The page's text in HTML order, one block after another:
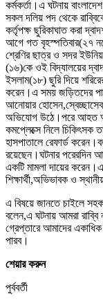
কর্মকর্তা।এ ঘটনায়
সকল দলিয় পদ থেকে
কর্তৃপক্ষ ছুরিকাঘাত করা
আগে গত বৃহস্পতিবার(২৭
শ্রেণির ছাত্র ও সদর
(১৬)কে ওই বিদ্যালয়ের
ইসলাম(১৮) ছুরি দিয়ে
করেন।এ সময় জড়িতদের
আনোয়ার
অভিযোগ উঠে।পরে আহত
কমপ্লেক্সে নিলে চিকিৎসক
হাসপাতালে রেফার্ড
রয়েছেন।ঘটনার পরেরদিন
একটি মামলা দায়ের
শিক্ষার্থী,অভিভাবক ও
এ বিষয়ে জানতে চাইলে
বলেন,এ ঘটনায় আমরা
গ্রেপ্তারে আমাদের
পারব।
শেয়ার করুন
পুর্ববর্তী